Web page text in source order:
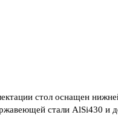
стол оснащен
стали AlSi430 и